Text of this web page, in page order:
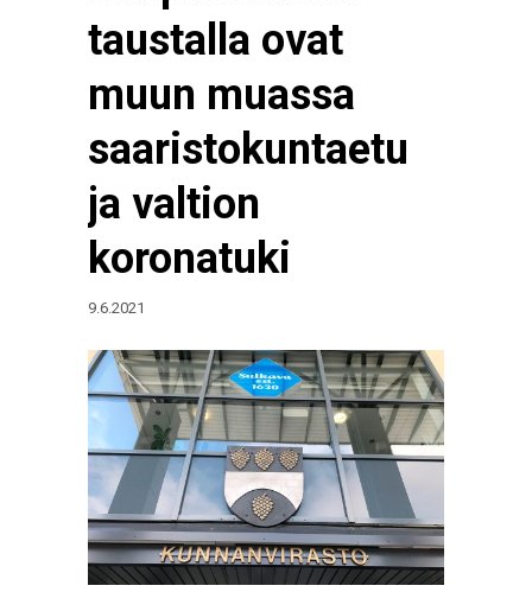
taustalla ovat
muun muassa
saaristokuntaetu
ja valtion
koronatuki
9.6.2021